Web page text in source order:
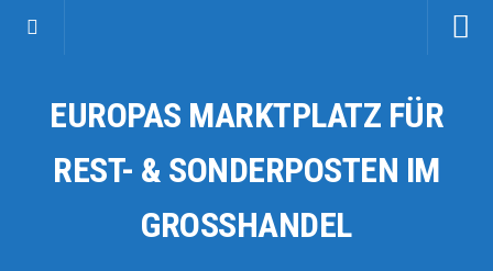
Kategorien
Auto & Motorrad
Fahrzeuge & Transport
EUROPAS MARKTPLATZ FÜR
REST- & SONDERPOSTEN IM
GROSSHANDEL